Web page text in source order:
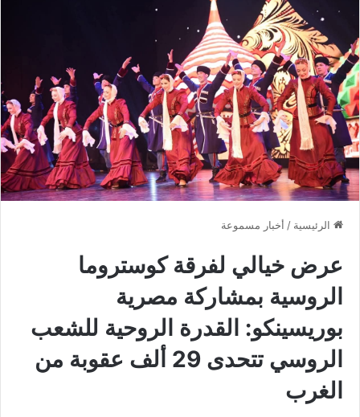
الرئيسية / أخبار مسموعة
عرض خيالي لفرقة كوستروما
الروسية بمشاركة مصرية
بوريسينكو: القدرة الروحية للشعب
الروسي تتحدى 29 ألف عقوبة من
الغرب